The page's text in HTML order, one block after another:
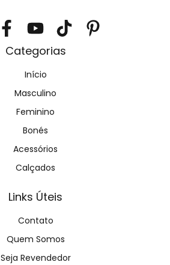
Categorias
Início
Masculino
Feminino
Bonés
Acessórios
Calçados
Links Úteis
Contato
Quem Somos
Seja Revendedor